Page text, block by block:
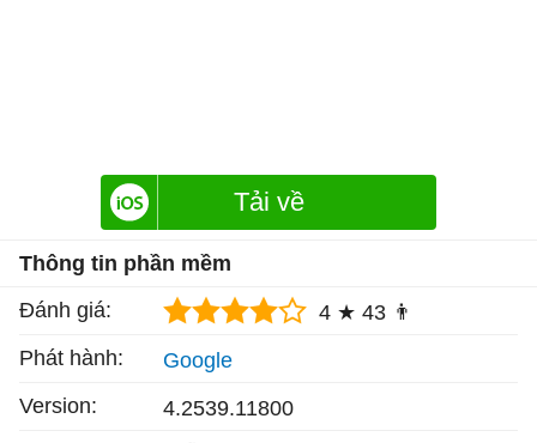
Tải về
Thông tin phần mềm
Đánh giá:
4 ★ 43 👨
Phát hành:
Google
Version:
4.2539.11800